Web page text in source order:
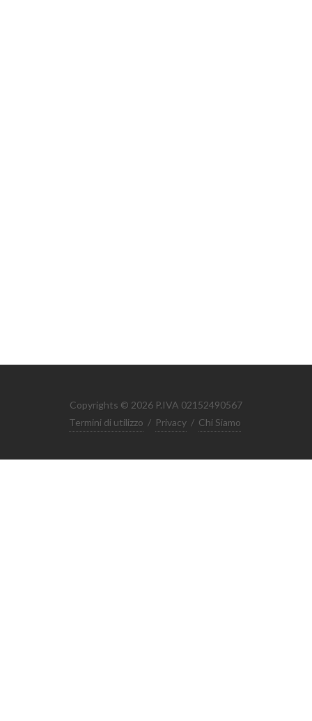
Copyrights © 2026 P.IVA 02152490567
Termini di utilizzo / Privacy / Chi Siamo